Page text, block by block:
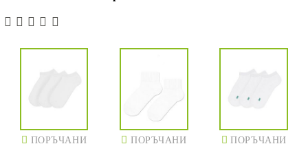
ПОРЪЧАНИ ПОРЪЧАНИ ПОРЪЧАНИ